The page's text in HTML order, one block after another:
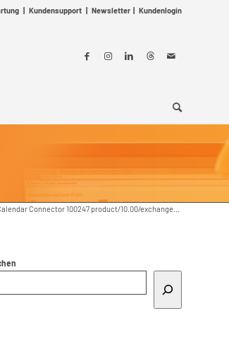
| Kundensupport | Newsletter | Kundenlogin
Connector 100247 product/10.00/exchange...